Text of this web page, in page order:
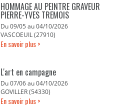
HOMMAGE AU PEINTRE GRAVEUR
PIERRE-YVES TREMOIS
Du 09/05 au 04/10/2026
VASCOEUIL (27910)
En savoir plus >
L'art en campagne
Du 07/06 au 04/10/2026
GOVILLER (54330)
En savoir plus >